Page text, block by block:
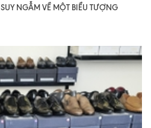
NGẪM VỀ MỘT BIỂU TƯỢNG